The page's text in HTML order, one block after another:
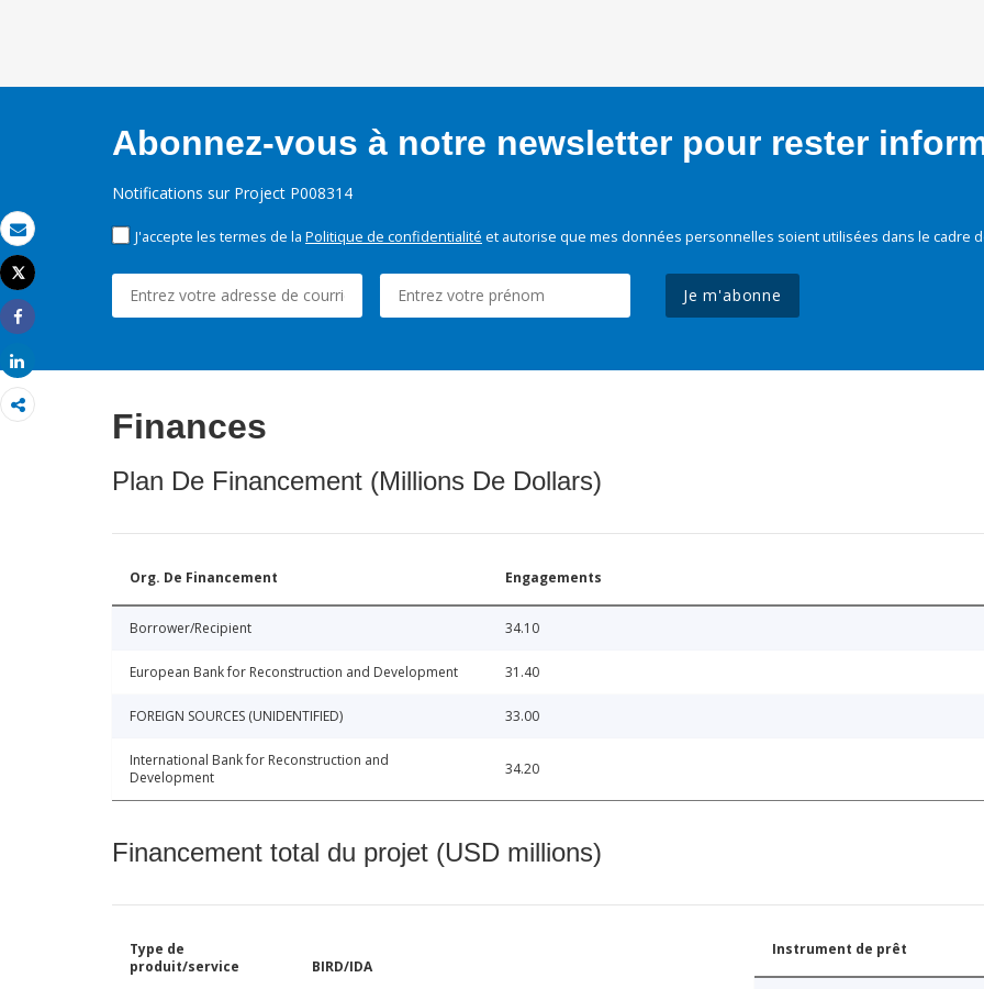
Email
Imprimer
Tweet
Share
Abonnez-vous à notre newsletter pour rester
Notifications sur Project P008314
J'accepte les termes de la Politique de confidentialité et autorise que mes données personnelles soient utilisées dans le cadre
Je m'abonne
Finances
Plan De Financement (Millions De Dollars)
Org. De Financement Engagements
Borrower/Recipient 34.10
European Bank for Reconstruction and Development 31.40
FOREIGN SOURCES (UNIDENTIFIED) 33.00
International Bank for Reconstruction and
Development
34.20
Financement total du projet (USD millions)
Type de
produit/service
BIRD/IDA
Instrument de prêt